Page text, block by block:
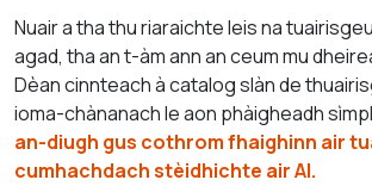
Nuair a tha thu riaraichte leis na
agad, tha an t-àm ann an ceum mu
Dèan cinnteach à catalog slàn de
ioma-chànanach le aon phàigheadh
an-diugh gus cothrom fhaighinn air
cumhachdach stèidhichte air AI.